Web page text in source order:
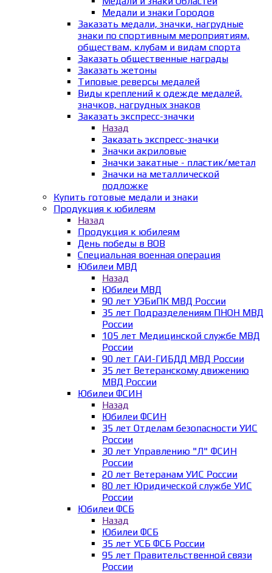
Медали и знаки Городов
Заказать медали, значки, нагрудные
знаки по спортивным мероприятиям,
обществам, клубам и видам спорта
Заказать общественные награды
Заказать жетоны
Типовые реверсы медалей
Виды креплений к одежде медалей,
значков, нагрудных знаков
Заказать экспресс-значки
Назад
Заказать экспресс-значки
Значки акриловые
Значки закатные - пластик/метал
Значки на металлической
подложке
Купить готовые медали и знаки
Продукция к юбилеям
Назад
Продукция к юбилеям
День победы в ВОВ
Специальная военная операция
Юбилеи МВД
Назад
Юбилеи МВД
90 лет УЭБиПК МВД России
35 лет Подразделениям ПНОН МВД
России
105 лет Медицинской службе МВД
России
90 лет ГАИ-ГИБДД МВД России
35 лет Ветеранскому движению
МВД России
Юбилеи ФСИН
Назад
Юбилеи ФСИН
35 лет Отделам безопасности УИС
России
30 лет Управлению "Л" ФСИН
России
20 лет Ветеранам УИС России
80 лет Юридической службе УИС
России
Юбилеи ФСБ
Назад
Юбилеи ФСБ
35 лет УСБ ФСБ России
95 лет Правительственной связи
России